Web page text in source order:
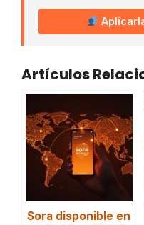
Artículos
Sora disponible en